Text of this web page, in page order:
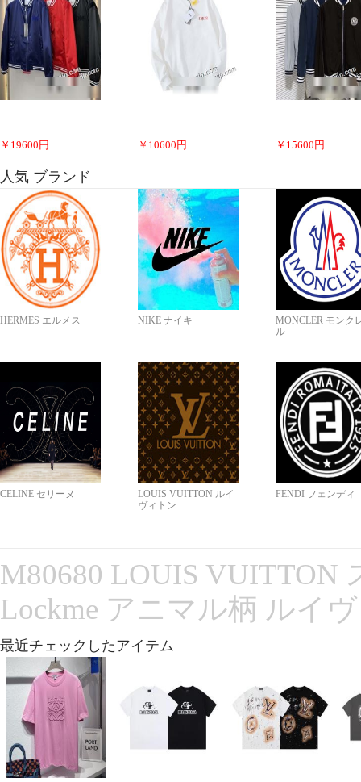
￥ 19600 円 ￥ 10600 円 ￥ 15600 円
人気 ブランド
HERMES エルメス NIKE ナイキ
MONCLER モンク
ル
CELINE セリーヌ
LOUIS VUITTON ルイ
ヴィトン
FENDI フェンディ
M80680 LOUIS VUITTON
Lockme アニマル柄 ルイ
最近チェックしたアイテム